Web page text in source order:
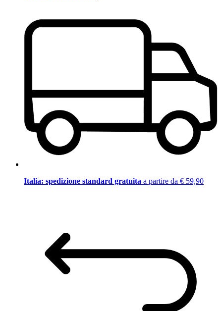
Italia: spedizione standard gratuita a partire da € 59,90